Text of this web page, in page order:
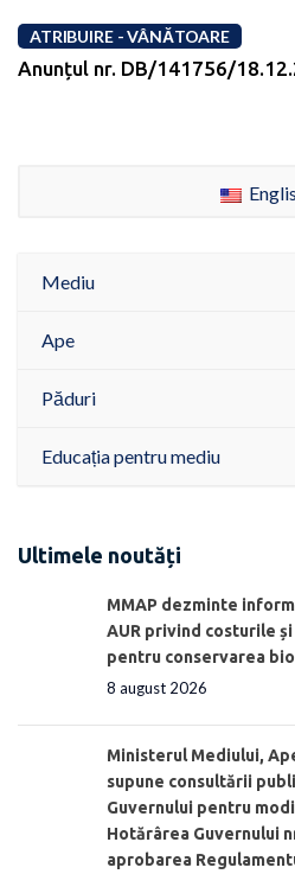
ATRIBUIRE - VÂNĂTOARE
Anunțul nr. DB/141756/
Mediu
Ape
Păduri
Educația pentru mediu
Ultimele noutăți
MMAP dezminte
AUR privind costurile
pentru conservarea
8 august 2026
Ministerul Mediului,
supune consultării
Guvernului pentru
Hotărârea Guvernului
aprobarea